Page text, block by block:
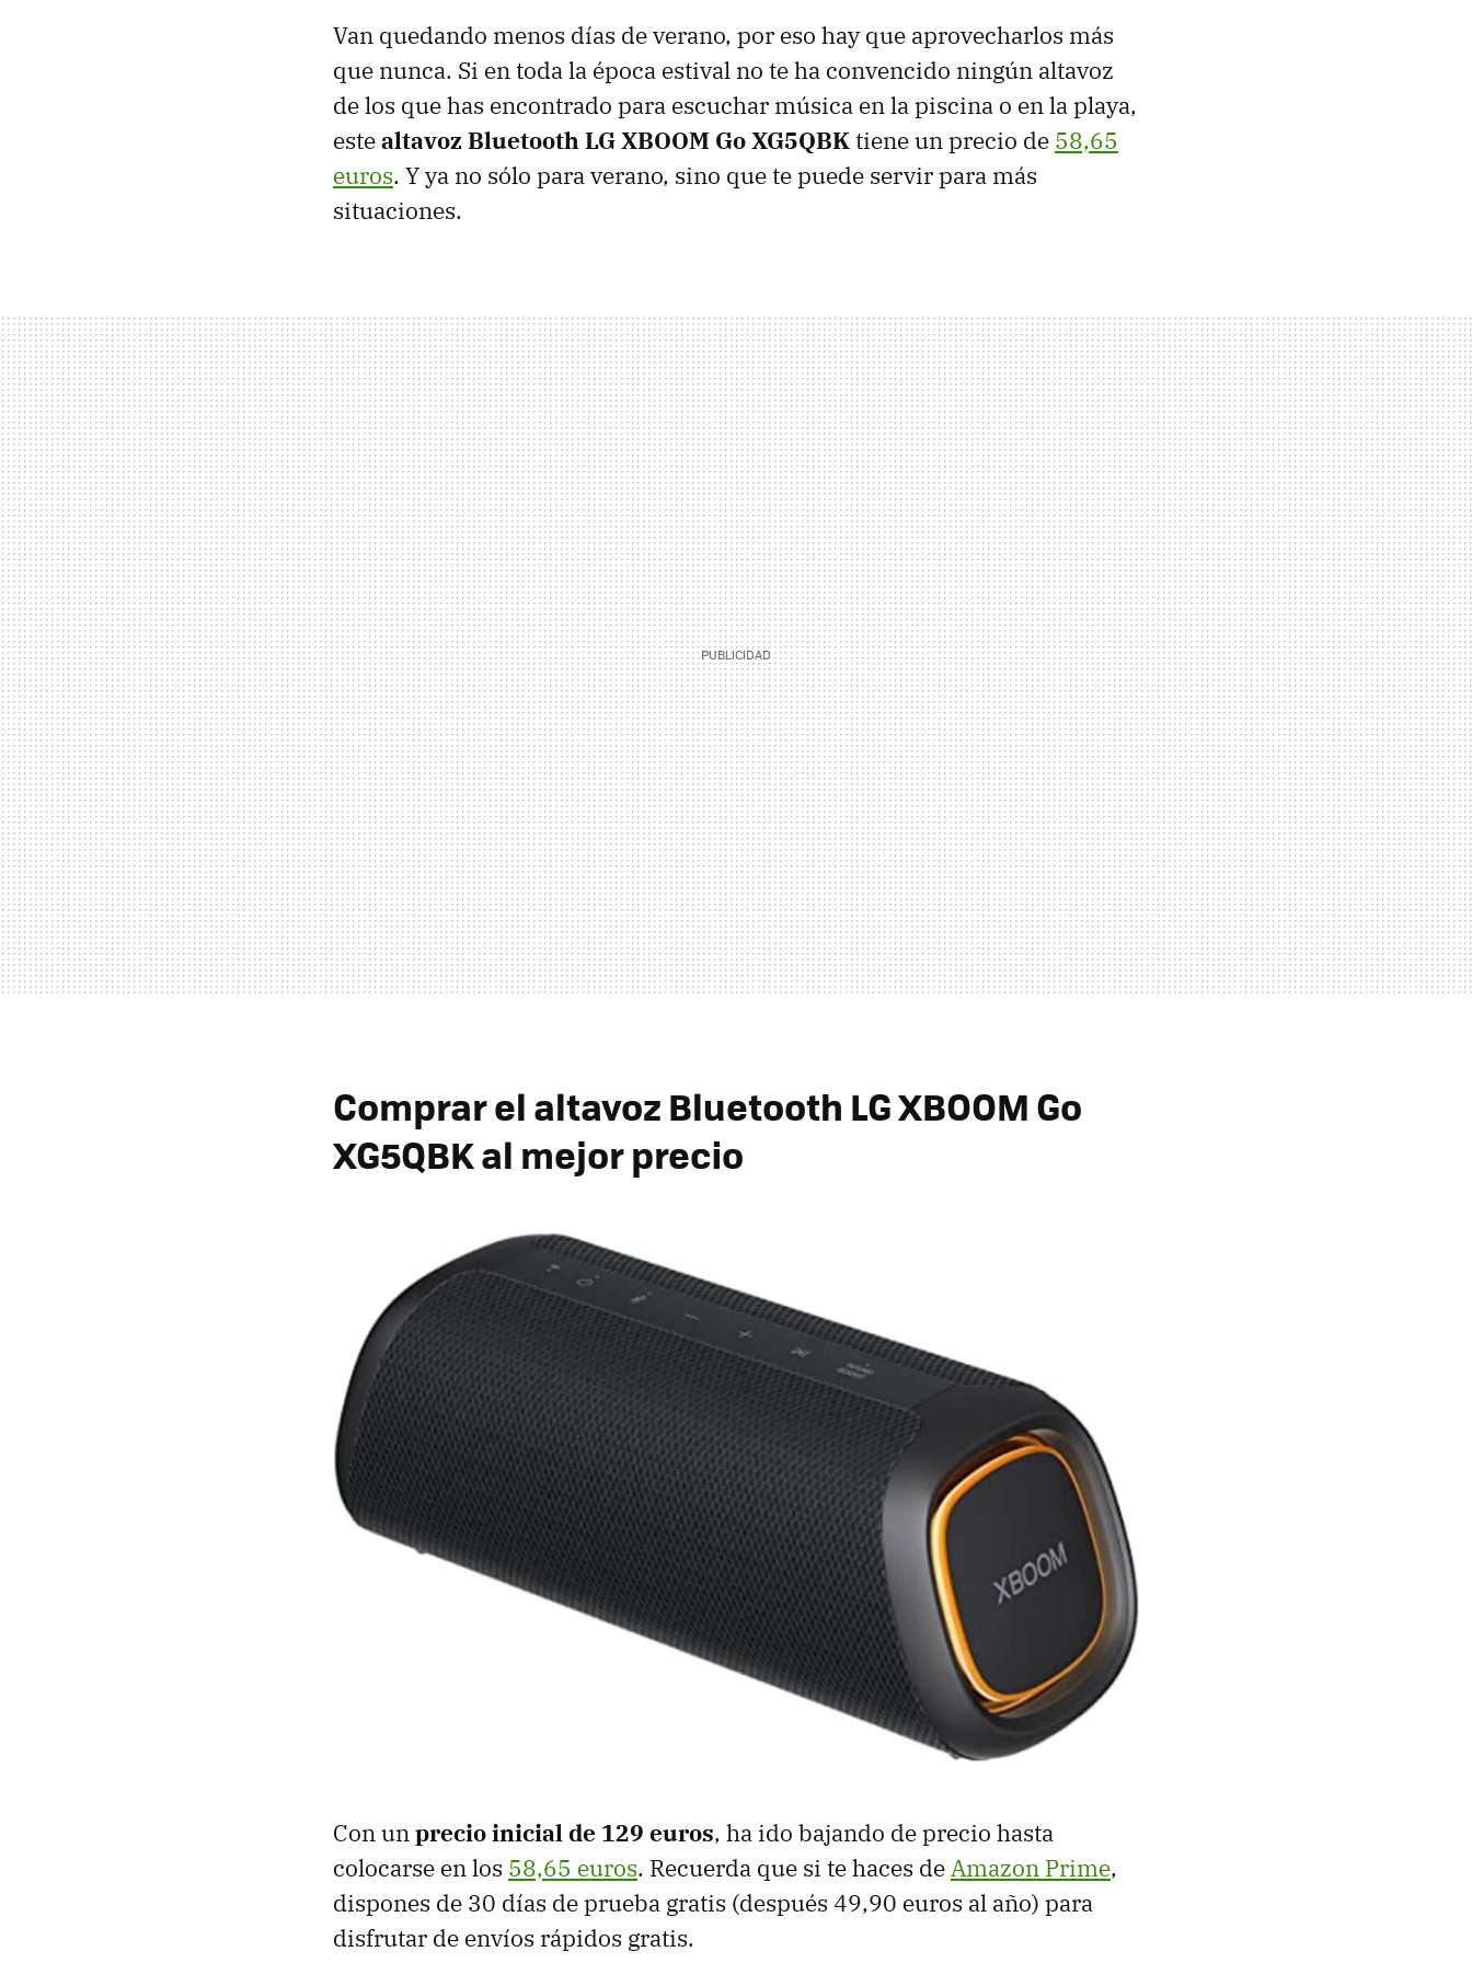
Van quedando menos días de verano, por eso hay que aprovecharlos más
que nunca. Si en toda la época estival no te ha convencido ningún altavoz
de los que has encontrado para escuchar música en la piscina o en la playa,
estealtavoz Bluetooth LG XBOOM Go XG5QBK tiene un precio de 58,65
euros. Y ya no sólo para verano, sino que te puede servir para más
situaciones.
Comprar el altavoz Bluetooth LG XBOOM Go
XG5QBK al mejor precio
Con unprecio inicial de 129 euros, ha ido bajando de precio hasta
colocarse en los 58,65 euros. Recuerda que si te haces deAmazon Prime,
dispones de 30 días de prueba gratis (después 49,90 euros al año) para
disfrutar de envíos rápidos gratis.